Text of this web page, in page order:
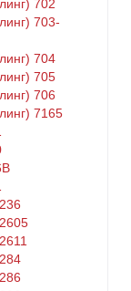
702
703-
704
705
706
7165